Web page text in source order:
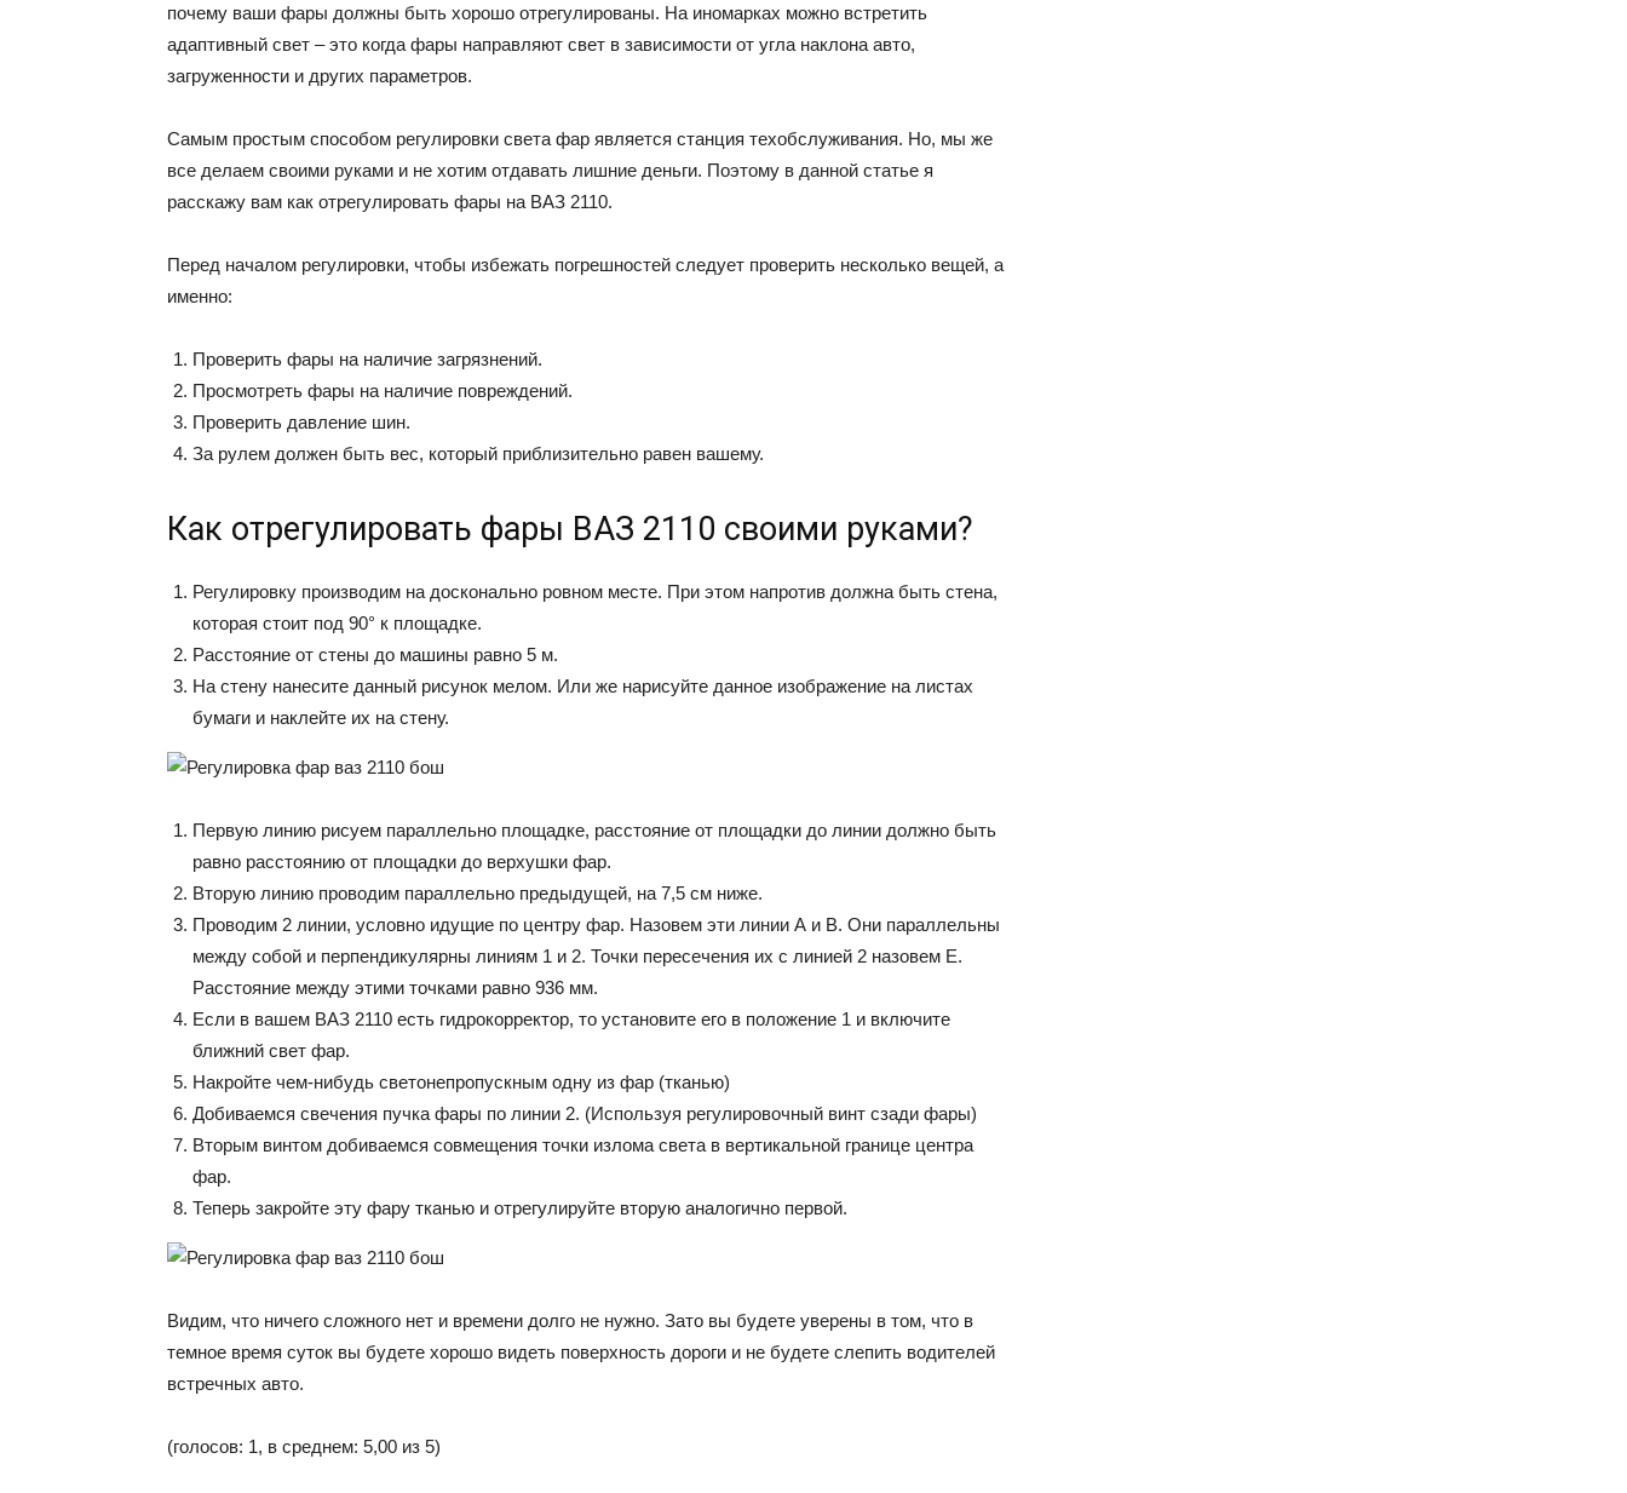
почему ваши фары должны быть хорошо отрегулированы. На иномарках можно встретить
адаптивный свет – это когда фары направляют свет в зависимости от угла наклона авто,
загруженности и других параметров.
Самым простым способом регулировки света фар является станция техобслуживания. Но, мы же
все делаем своими руками и не хотим отдавать лишние деньги. Поэтому в данной статье я
расскажу вам как отрегулировать фары на ВАЗ 2110.
Перед началом регулировки, чтобы избежать погрешностей следует проверить несколько вещей, а
именно:
Проверить фары на наличие загрязнений.
Просмотреть фары на наличие повреждений.
Проверить давление шин.
За рулем должен быть вес, который приблизительно равен вашему.
Как отрегулировать фары ВАЗ 2110 своими руками?
Регулировку производим на досконально ровном месте. При этом напротив должна быть стена,
которая стоит под 90° к площадке.
Расстояние от стены до машины равно 5 м.
На стену нанесите данный рисунок мелом. Или же нарисуйте данное изображение на листах
бумаги и наклейте их на стену.
Первую линию рисуем параллельно площадке, расстояние от площадки до линии должно быть
равно расстоянию от площадки до верхушки фар.
Вторую линию проводим параллельно предыдущей, на 7,5 см ниже.
Проводим 2 линии, условно идущие по центру фар. Назовем эти линии А и В. Они параллельны
между собой и перпендикулярны линиям 1 и 2. Точки пересечения их с линией 2 назовем Е.
Расстояние между этими точками равно 936 мм.
Если в вашем ВАЗ 2110 есть гидрокорректор, то установите его в положение 1 и включите
ближний свет фар.
Накройте чем-нибудь светонепропускным одну из фар (тканью)
Добиваемся свечения пучка фары по линии 2. (Используя регулировочный винт сзади фары)
Вторым винтом добиваемся совмещения точки излома света в вертикальной границе центра
фар.
Теперь закройте эту фару тканью и отрегулируйте вторую аналогично первой.
Видим, что ничего сложного нет и времени долго не нужно. Зато вы будете уверены в том, что в
темное время суток вы будете хорошо видеть поверхность дороги и не будете слепить водителей
встречных авто.
(голосов: 1, в среднем: 5,00 из 5)